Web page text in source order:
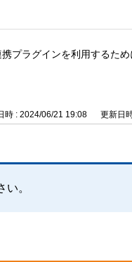
プラグインを利用するた
時 : 2024/06/21 19:08 更新日
。